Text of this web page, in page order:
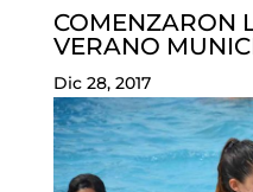
COMENZARON
VERANO
Dic 28, 2017